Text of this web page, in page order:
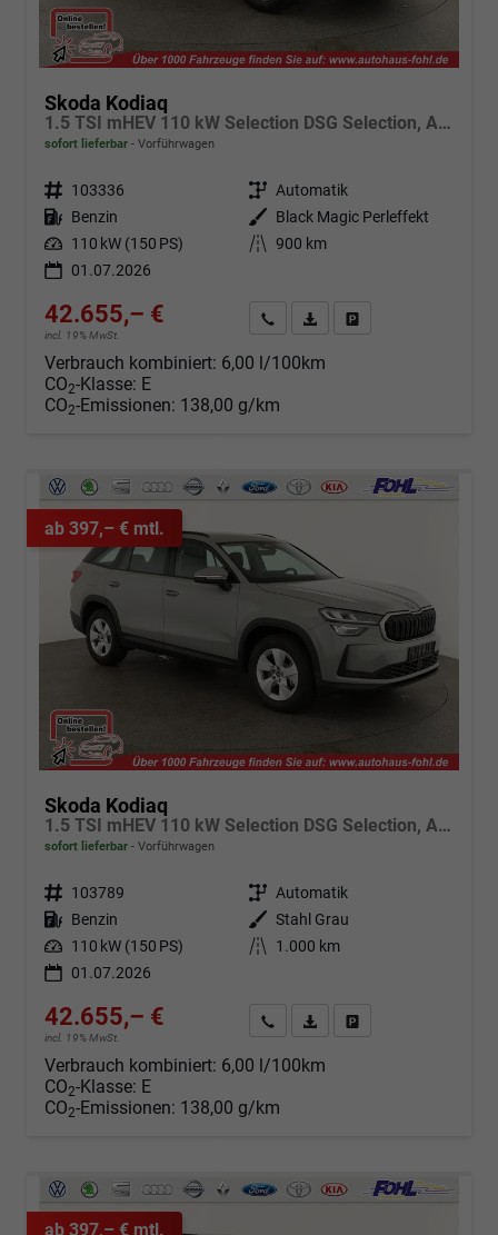
Skoda Kodiaq
1.5 TSI mHEV 110 kW Selection DSG Selection, AHK, Navi, Side, Kamera, Winter, 4 J.- Garantie
sofort lieferbar Vorführwagen
Fahrzeugnr. 103336 Getriebe Automatik
Kraftstoff Benzin Außenfarbe
Black Magic Perleffekt
Leistung 110 kW (150 PS) Kilometerstand 900 km
01.07.2026
42.655,– €
incl. 19% MwSt.
Angebot anfordern
Fahrzeugexpose (PDF)
Verbrauch kombiniert: 6,00 l/100km
CO2-Klasse: E
CO2-Emissionen: 138,00 g/km
ab 397,– € mtl.
Skoda Kodiaq
1.5 TSI mHEV 110 kW Selection DSG Selection, AHK, Navi, Side, Kamera, Winter, 4 J.- Garantie
sofort lieferbar Vorführwagen
Fahrzeugnr. 103789 Getriebe Automatik
Kraftstoff Benzin Außenfarbe Stahl Grau
Leistung 110 kW (150 PS) Kilometerstand
1.000 km
01.07.2026
42.655,– €
incl. 19% MwSt.
Angebot anfordern
Fahrzeugexpose (PDF)
Verbrauch kombiniert: 6,00 l/100km
CO2-Klasse: E
CO2-Emissionen: 138,00 g/km
ab 397,– € mtl.